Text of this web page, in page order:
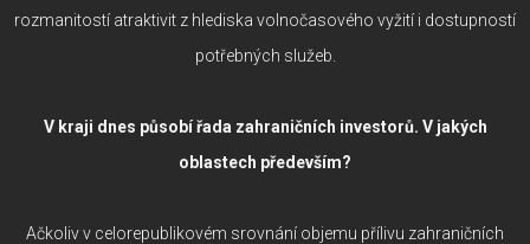
rozmanitostí atraktivit z hlediska volnočasového vyžití i dostupností
potřebných služeb.
V kraji dnes působí řada zahraničních investorů. V jakých
oblastech především?
Ačkoliv v celorepublikovém srovnání objemu přílivu zahraničních